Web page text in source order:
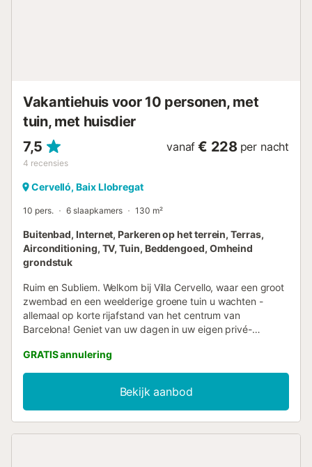
Vakantiehuis voor 10 personen, met
tuin, met huisdier
7,5
4 recensies
vanaf € 228 per nacht
Cervelló, Baix Llobregat
10 pers. 6 slaapkamers 130 m²
Buitenbad, Internet, Parkeren op het terrein, Terras,
Airconditioning, TV, Tuin, Beddengoed, Omheind
grondstuk
Ruim en Subliem. Welkom bij Villa Cervello, waar een groot
zwembad en een weelderige groene tuin u wachten -
allemaal op korte rijafstand van het centrum van
Barcelona! Geniet van uw dagen in uw eigen privé-
delen met uw dierbaren, terwijl u toch geniet van uw
privacy. Een ideale opzet om optimaal te genieten van
buitenleven en dineren, met meerdere
ontspanningsmogelijkheden. Het dichtstbijzijnde dorp met
alle voorzieningen ligt op iets meer dan 1 km afstand.
GRATIS annulering
Bekijk aanbod